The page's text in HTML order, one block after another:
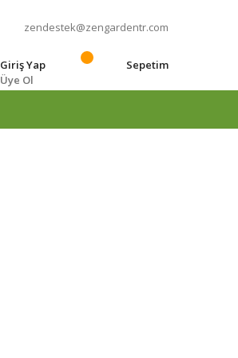
zendestek@zengardentr.com
Giriş Yap
Üye Ol
Sepetim